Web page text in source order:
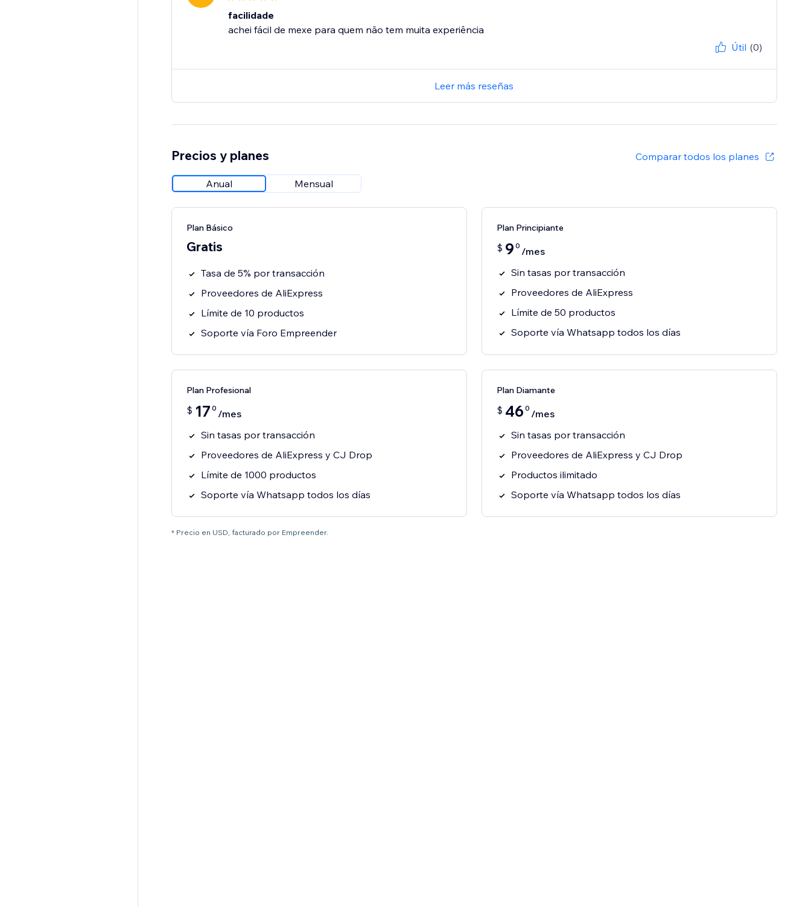
facilidade
achei fácil de mexe para quem não tem muita experiência
Útil (0)
Leer más reseñas
Precios y planes Comparar todos los planes
Anual Mensual
Plan Básico
Gratis
Tasa de 5% por transacción
Proveedores de AliExpress
Límite de 10 productos
Soporte vía Foro Empreender
Plan Principiante
$ 9 0 /mes
Sin tasas por transacción
Proveedores de AliExpress
Límite de 50 productos
Soporte vía Whatsapp todos los días
Plan Profesional
$ 17 0 /mes
Sin tasas por transacción
Proveedores de AliExpress y CJ Drop
Límite de 1000 productos
Soporte vía Whatsapp todos los días
Plan Diamante
$ 46 0 /mes
Sin tasas por transacción
Proveedores de AliExpress y CJ Drop
Productos ilimitado
Soporte vía Whatsapp todos los días
* Precio en USD, facturado por Empreender.